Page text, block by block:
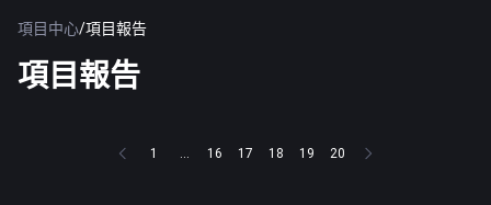
項目中心/項目報告
項目報告
1 ... 16 17 18 19 20